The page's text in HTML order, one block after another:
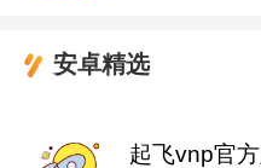
安卓精选
起飞vnp官